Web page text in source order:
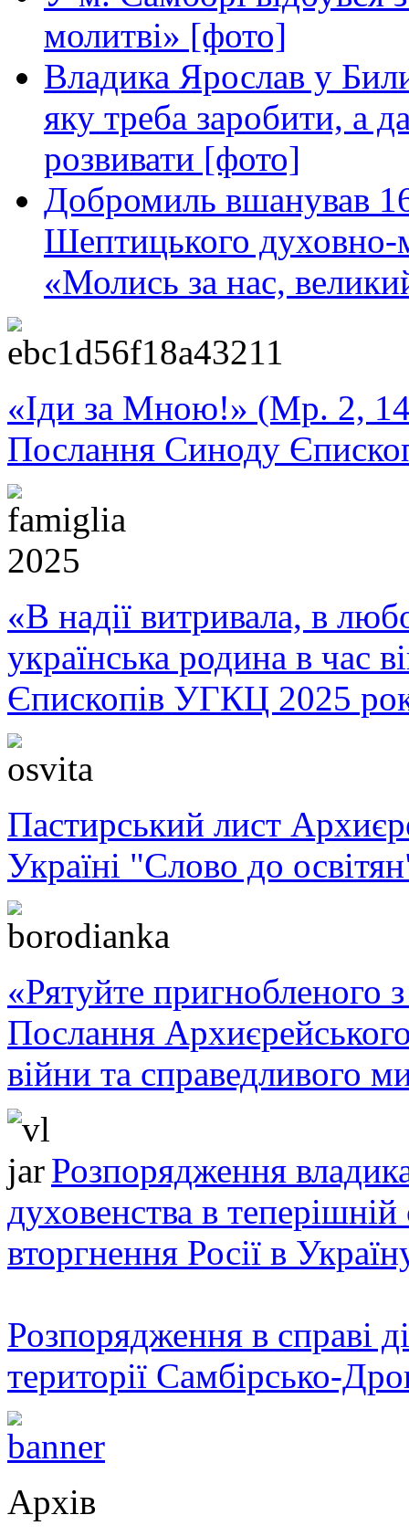
молитві» [фото]
Владика Ярослав у
яку треба заробити, а
розвивати [фото]
Добромиль вшанував
Шептицького
«Молись за нас,
«Іди за Мною!» (Мр. 2,
Послання Синоду
«В надії витривала, в
українська родина в час
Єпископів УГКЦ 2025
Пастирський лист
Україні "Слово до
«Рятуйте пригнобленого
Послання
війни та справедливого
Розпорядження
духовенства в теперішній
вторгнення Росії в
Розпорядження в справі
території Самбірсько-
Архів